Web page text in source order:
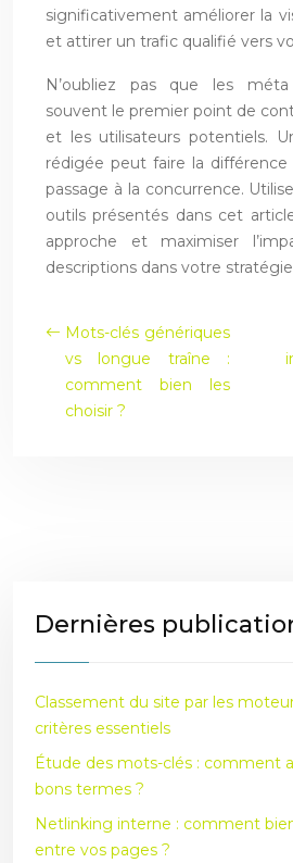
significativement améliorer la
et attirer un trafic qualifié vers
N’oubliez pas que les
souvent le premier point de
et les utilisateurs potentiels.
rédigée peut faire la
passage à la concurrence.
outils présentés dans cet
approche et maximiser
descriptions dans votre
Mots-clés génériques
vs longue traîne :
comment bien les
choisir ?
Dernières
Classement du site par les
critères essentiels
Étude des mots-clés : comment
bons termes ?
Netlinking interne : comment
entre vos pages ?